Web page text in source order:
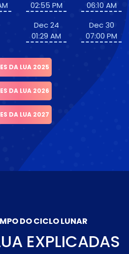
02:55 PM
Dec 24
01:29 AM
06:10 AM
Dec 30
07:00 PM
DA LUA 2025
DA LUA 2026
DA LUA 2027
DO CICLO LUNAR
EXPLICADAS